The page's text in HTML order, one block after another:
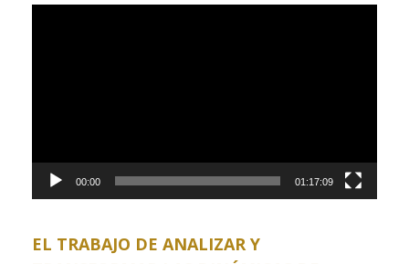
00:00 01:17:09
EL TRABAJO DE ANALIZAR Y